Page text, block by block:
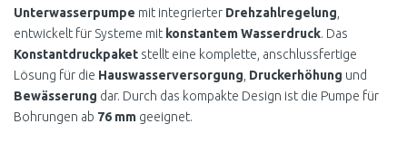
Unterwasserpumpe mit integrierter Drehzahlregelung
entwickelt für Systeme mit konstantem Wasserdruck. Das
Konstantdruckpaket stellt eine komplette, anschlussfertige
Lösung für die Hauswasserversorgung Druckerhöhung und
Bewässerung dar. Durch das kompakte Design ist die Pumpe für
Bohrungen ab 76 mm geeignet.